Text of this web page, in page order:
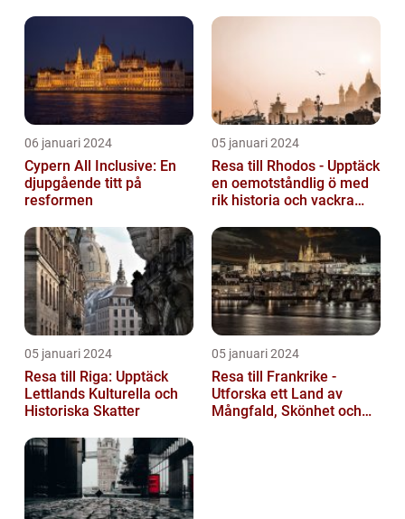
06 januari 2024
Cypern All Inclusive: En
djupgående titt på
resformen
05 januari 2024
Resa till Rhodos - Upptäck
en oemotståndlig ö med
rik historia och vackra
05 januari 2024
Resa till Riga: Upptäck
Lettlands Kulturella och
Historiska Skatter
05 januari 2024
Resa till Frankrike -
Utforska ett Land av
Mångfald, Skönhet och